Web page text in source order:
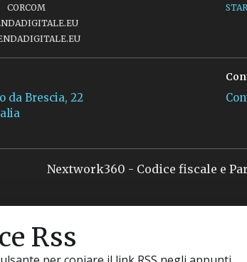
CORCOM
da Brescia, 22
Nextwork360 - Codice fiscale e
Rss